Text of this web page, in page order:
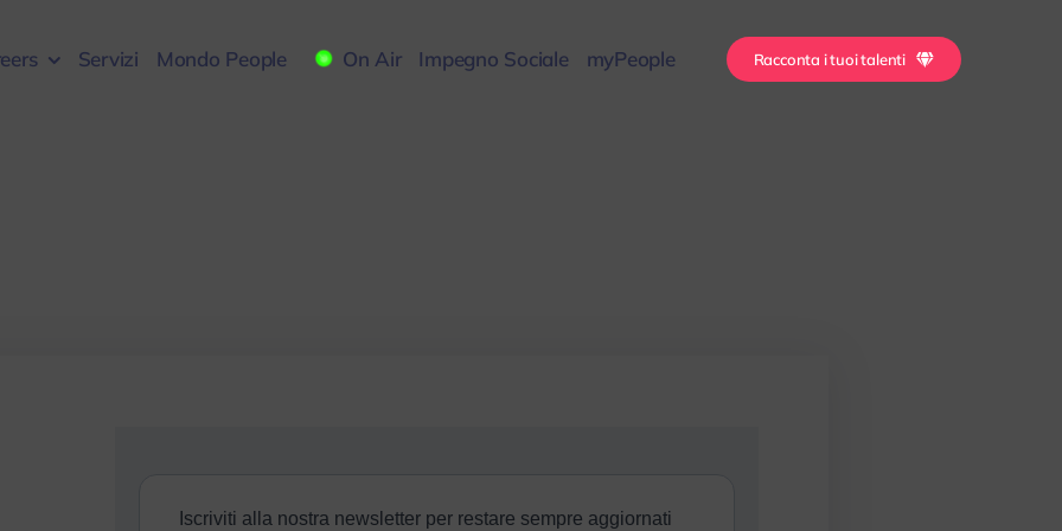
Servizi Mondo People On Air Impegno Sociale myPeople Racconta i tuoi talenti